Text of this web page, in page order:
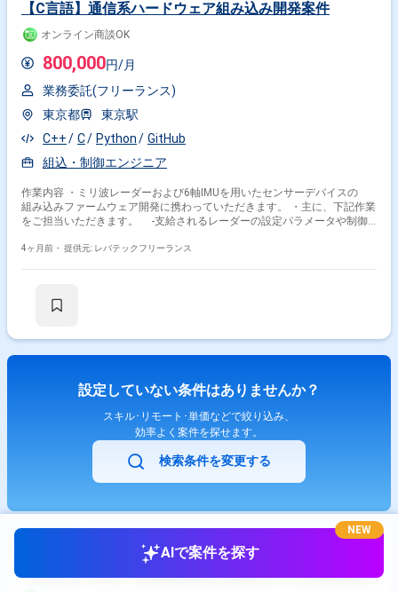
【C言語】通信系ハードウェア組み込み開発案件
オンライン商談OK
800,000円/月
業務委託(フリーランス)
東京都
東京駅
C++
C Python
GitHub
組込・制御エンジニア
作業内容 ・ミリ波レーダーおよび6軸IMUを用いたセンサーデバイスの
組み込みファームウェア開発に携わっていただきます。 ・主に、下記作業
をご担当いただきます。 -支給されるレーダーの設定パラメータや制御
ベースのIMU姿勢推定アルゴリズムをマイコン向けにC、C++へ移植及び
4ヶ月前・ 提供元: レバテックフリーランス
設定していない条件はありませんか？
スキル･リモート･単価などで絞り込み、
効率よく案件を探せます。
検索条件を変更する
AIで案件を探す
NEW